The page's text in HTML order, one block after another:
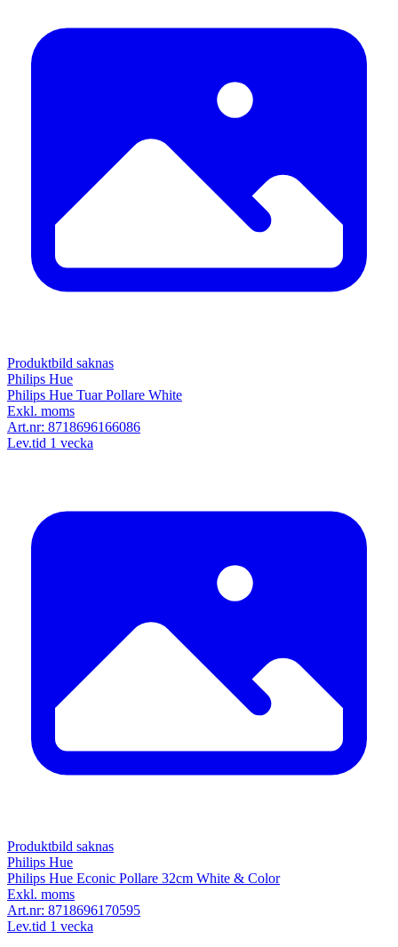
Produktbild saknas
Philips Hue
Philips Hue Tuar Pollare White
Exkl. moms
Art.nr: 8718696166086
Lev.tid 1 vecka
Produktbild saknas
Philips Hue
Philips Hue Econic Pollare 32cm White & Color
Exkl. moms
Art.nr: 8718696170595
Lev.tid 1 vecka